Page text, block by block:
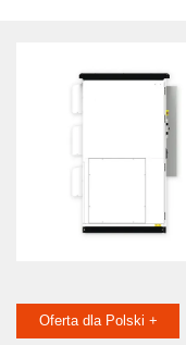
Oferta dla Polski +